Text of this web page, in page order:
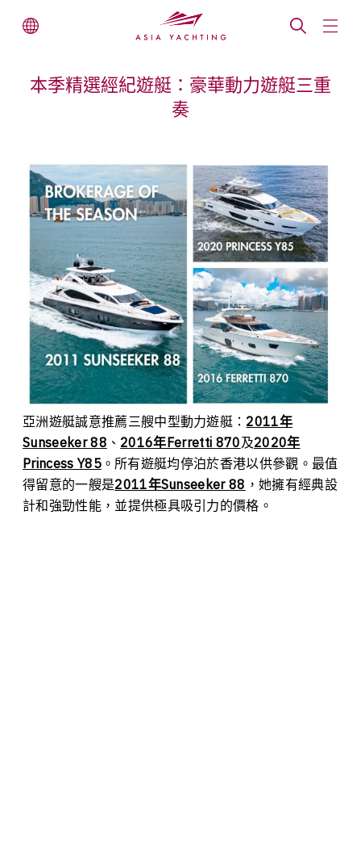
本季精選經紀遊艇：豪華動力遊艇三重
奏
亞洲遊艇誠意推薦三艘中型動力遊艇： 2011年
Sunseeker 88 、 2016年Ferretti 870及2020年
Princess Y85。所有遊艇均停泊於香港以供參觀。最值
得留意的一艘是2011年Sunseeker 88 ，她擁有經典設
計和強勁性能，並提供極具吸引力的價格。